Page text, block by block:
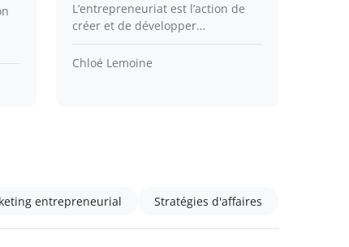
L’entrepreneuriat est l’action de
créer et de développer…
Chloé Lemoine
entrepreneurial Stratégies d'affaires